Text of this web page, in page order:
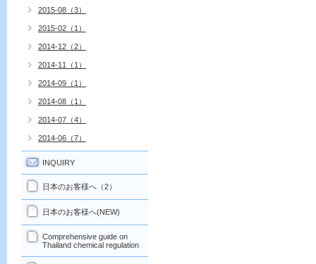
2015-08（3）
2015-02（1）
2014-12（2）
2014-11（1）
2014-09（1）
2014-08（1）
2014-07（4）
2014-06（7）
INQUIRY
日本のお客様へ（2）
日本のお客様へ(NEW)
Comprehensive guide on
Thailand chemical regulation